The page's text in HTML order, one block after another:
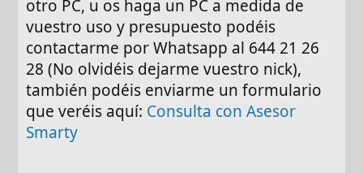
otro PC, u os haga un PC a medida de
vuestro uso y presupuesto podéis
contactarme por Whatsapp al 644 21 26
28 (No olvidéis dejarme vuestro nick),
también podéis enviarme un formulario
que veréis aquí: Consulta con Asesor
Smarty